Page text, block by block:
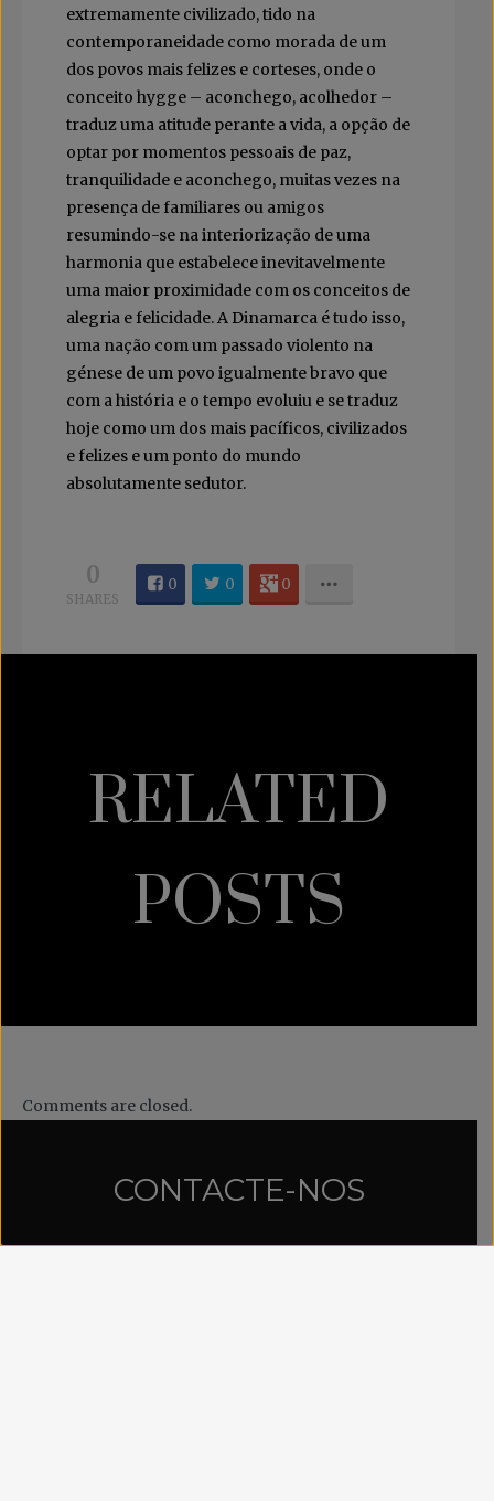
extremamente civilizado, tido na
contemporaneidade como morada de um
dos povos mais felizes e corteses, onde o
conceito hygge – aconchego, acolhedor –
traduz uma atitude perante a vida, a opção de
optar por momentos pessoais de paz,
tranquilidade e aconchego, muitas vezes na
presença de familiares ou amigos
resumindo-se na interiorização de uma
harmonia que estabelece inevitavelmente
uma maior proximidade com os conceitos de
alegria e felicidade. A Dinamarca é tudo isso,
uma nação com um passado violento na
génese de um povo igualmente bravo que
com a história e o tempo evoluiu e se traduz
hoje como um dos mais pacíficos, civilizados
e felizes e um ponto do mundo
absolutamente sedutor.
0
SHARES
0 0 0
RELATED
POSTS
Comments are closed.
CONTACTE-NOS